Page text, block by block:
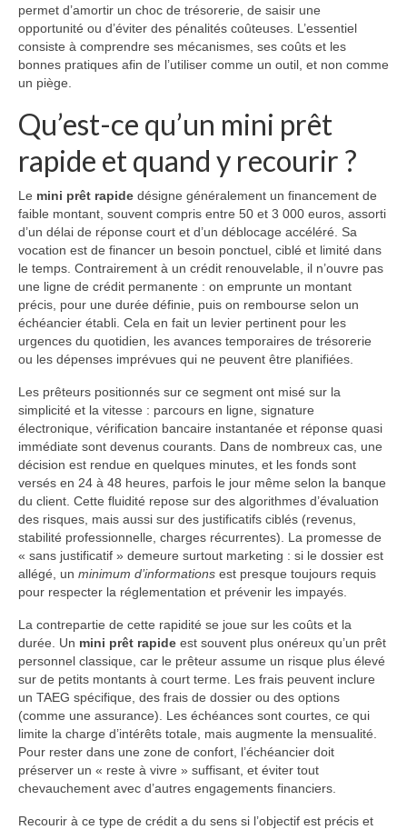
permet d’amortir un choc de trésorerie, de saisir une
opportunité ou d’éviter des pénalités coûteuses. L’essentiel
consiste à comprendre ses mécanismes, ses coûts et les
bonnes pratiques afin de l’utiliser comme un outil, et non comme
un piège.
Qu’est-ce qu’un mini prêt
rapide et quand y recourir ?
Le mini prêt rapide désigne généralement un financement de
faible montant, souvent compris entre 50 et 3 000 euros, assorti
d’un délai de réponse court et d’un déblocage accéléré. Sa
vocation est de financer un besoin ponctuel, ciblé et limité dans
le temps. Contrairement à un crédit renouvelable, il n’ouvre pas
une ligne de crédit permanente : on emprunte un montant
précis, pour une durée définie, puis on rembourse selon un
échéancier établi. Cela en fait un levier pertinent pour les
urgences du quotidien, les avances temporaires de trésorerie
ou les dépenses imprévues qui ne peuvent être planifiées.
Les prêteurs positionnés sur ce segment ont misé sur la
simplicité et la vitesse : parcours en ligne, signature
électronique, vérification bancaire instantanée et réponse quasi
immédiate sont devenus courants. Dans de nombreux cas, une
décision est rendue en quelques minutes, et les fonds sont
versés en 24 à 48 heures, parfois le jour même selon la banque
du client. Cette fluidité repose sur des algorithmes d’évaluation
des risques, mais aussi sur des justificatifs ciblés (revenus,
stabilité professionnelle, charges récurrentes). La promesse de
« sans justificatif » demeure surtout marketing : si le dossier est
allégé, un minimum d’informations est presque toujours requis
pour respecter la réglementation et prévenir les impayés.
La contrepartie de cette rapidité se joue sur les coûts et la
durée. Un mini prêt rapide est souvent plus onéreux qu’un prêt
personnel classique, car le prêteur assume un risque plus élevé
sur de petits montants à court terme. Les frais peuvent inclure
un TAEG spécifique, des frais de dossier ou des options
(comme une assurance). Les échéances sont courtes, ce qui
limite la charge d’intérêts totale, mais augmente la mensualité.
Pour rester dans une zone de confort, l’échéancier doit
préserver un « reste à vivre » suffisant, et éviter tout
chevauchement avec d’autres engagements financiers.
Recourir à ce type de crédit a du sens si l’objectif est précis et